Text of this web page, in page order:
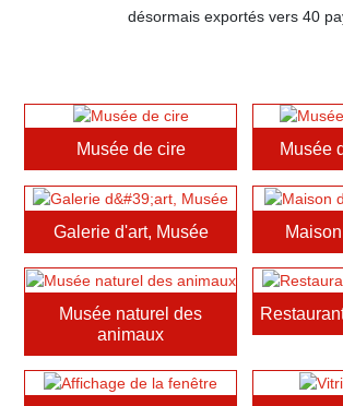
désormais exportés vers 40
Musée de cire Musée
Galerie d'art, Musée
Musée naturel des
animaux